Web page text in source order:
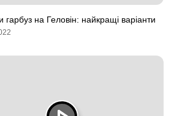
гарбуз на Геловін: найкращі варіанти